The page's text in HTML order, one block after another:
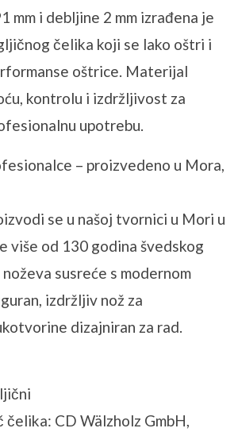
mm i debljine 2 mm izrađena je
čelika koji se lako oštri i
oštrice. Materijal
kontrolu i izdržljivost za
upotrebu.
– proizvedeno u Mora,
se u našoj tvornici u Mori u
više od 130 godina švedskog
susreće s modernom
izdržljiv nož za
dizajniran za rad.
CD Wälzholz GmbH,